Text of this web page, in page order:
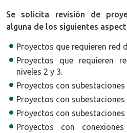
Se solicita revisión de
alguna de los siguientes
Proyectos que requieren red
Proyectos que requieren
niveles 2 y 3.
Proyectos con subestaciones
Proyectos con subestaciones
Proyectos con
Proyectos con